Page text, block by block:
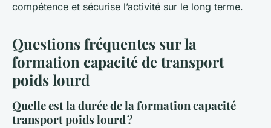
compétence et sécurise l’activité sur le long terme.
Questions fréquentes sur la
formation capacité de transport
poids lourd
Quelle est la durée de la formation capacité
transport poids lourd ?